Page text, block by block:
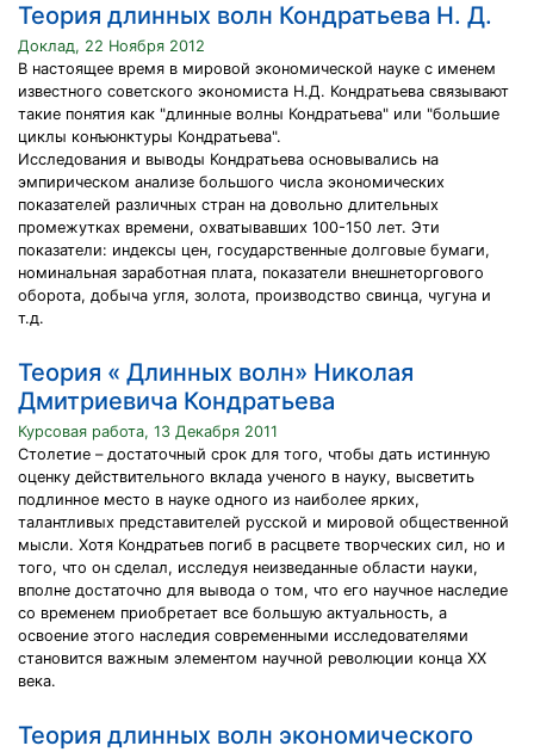
Теория длинных волн Кондратьева Н. Д.
Доклад, 22 Ноября 2012
В настоящее время в мировой экономической науке с именем
известного советского экономиста Н.Д. Кондратьева связывают
такие понятия как "длинные волны Кондратьева" или "большие
циклы конъюнктуры Кондратьева".
Исследования и выводы Кондратьева основывались на
эмпирическом анализе большого числа экономических
показателей различных стран на довольно длительных
промежутках времени, охватывавших 100-150 лет. Эти
показатели: индексы цен, государственные долговые бумаги,
номинальная заработная плата, показатели внешнеторгового
оборота, добыча угля, золота, производство свинца, чугуна и
т.д.
Теория « Длинных волн» Николая
Дмитриевича Кондратьева
Курсовая работа, 13 Декабря 2011
Столетие – достаточный срок для того, чтобы дать истинную
оценку действительного вклада ученого в науку, высветить
подлинное место в науке одного из наиболее ярких,
талантливых представителей русской и мировой общественной
мысли. Хотя Кондратьев погиб в расцвете творческих сил, но и
того, что он сделал, исследуя неизведанные области науки,
вполне достаточно для вывода о том, что его научное наследие
со временем приобретает все большую актуальность, а
освоение этого наследия современными исследователями
становится важным элементом научной революции конца XX
века.
Теория длинных волн экономического